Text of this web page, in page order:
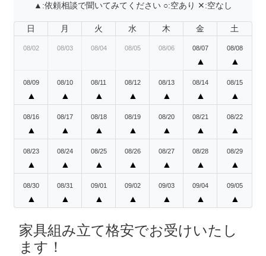
▲:依頼相談で聞いてみてください ○:空あり ✕:空なし
日 月 火 水 木 金 土
08/02 08/03 08/04 08/05 08/06 08/07
▲
08/08
▲
08/09
▲
08/10
▲
08/11
▲
08/12
▲
08/13
▲
08/14
▲
08/15
▲
08/16
▲
08/17
▲
08/18
▲
08/19
▲
08/20
▲
08/21
▲
08/22
▲
08/23
▲
08/24
▲
08/25
▲
08/26
▲
08/27
▲
08/28
▲
08/29
▲
08/30
▲
08/31
▲
09/01
▲
09/02
▲
09/03
▲
09/04
▲
09/05
▲
家具組み立て格安でお受けいたし
ます！